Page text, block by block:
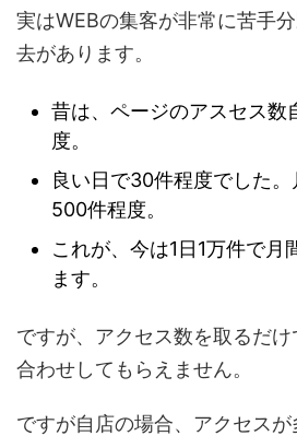
実はWEBの集客が非常に苦手
去があります。
昔は、ページのアスセス数
度。
良い日で30件程度でした
500件程度。
これが、今は1日1万件で月
ます。
ですが、アクセス数を取るだ
合わせしてもらえません。
ですが自店の場合、アクセスが